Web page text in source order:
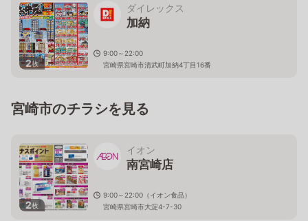
2枚
ダイレックス
加納
9:00～22:00
宮崎県宮崎市清武町加納4丁目16番
宮崎市のチラシを見る
2枚
イオン
南宮崎店
9:00～22:00（イオン食品）
宮崎県宮崎市大淀4-7-30